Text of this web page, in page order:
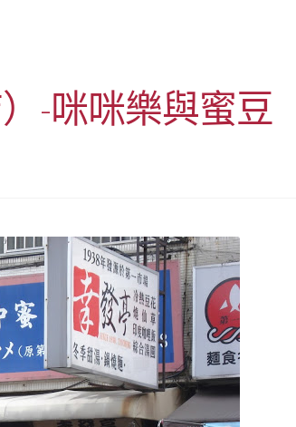
-咪咪樂與蜜豆